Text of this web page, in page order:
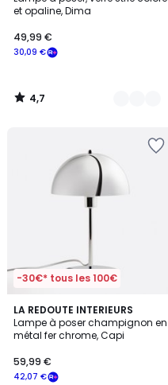
et opaline, Dima
30,09 €
49,99 €
4,7
/
-30€* tous les 100€
LA REDOUTE INTERIEURS
Lampe à poser champignon en
métal fer chrome, Capi
42,07 €
59,99 €
4,9
/ 5